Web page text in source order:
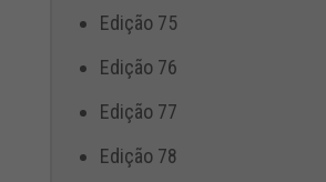
Edição 75
Edição 76
Edição 77
Edição 78